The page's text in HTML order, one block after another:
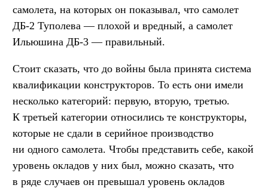
самолета, на которых он показывал, что самолет
ДБ-2 Туполева — плохой и вредный, а самолет
Ильюшина ДБ-3 — правильный.
Стоит сказать, что до войны была принята система
квалификации конструкторов. То есть они имели
несколько категорий: первую, вторую, третью.
К третьей категории относились те конструкторы,
которые не сдали в серийное производство
ни одного самолета. Чтобы представить себе, какой
уровень окладов у них был, можно сказать, что
в ряде случаев он превышал уровень окладов